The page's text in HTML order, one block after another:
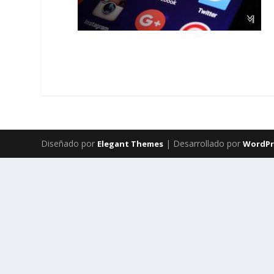
Diseñado por Elegant Themes | Desarrollado por